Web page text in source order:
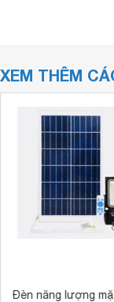
XEM THÊM
Đèn năng lượng